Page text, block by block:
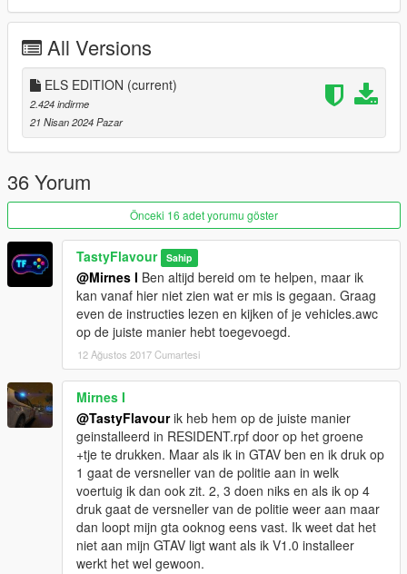
All Versions
ELS EDITION (current)
2.424 indirme
21 Nisan 2024 Pazar
36 Yorum
Önceki 16 adet yorumu göster
TastyFlavour Sahip
@Mirnes I Ben altijd bereid om te helpen, maar ik
kan vanaf hier niet zien wat er mis is gegaan. Graag
even de instructies lezen en kijken of je vehicles.awc
op de juiste manier hebt toegevoegd.
12 Ağustos 2017 Cumartesi
Mirnes I
@TastyFlavourik heb hem op de juiste manier
geinstalleerd in RESIDENT.rpf door op het groene
+tje te drukken. Maar als ik in GTAV ben en ik druk op
1 gaat de versneller van de politie aan in welk
voertuig ik dan ook zit. 2, 3 doen niks en als ik op 4
druk gaat de versneller van de politie weer aan maar
dan loopt mijn gta ooknog eens vast. Ik weet dat het
niet aan mijn GTAV ligt want als ik V1.0 installeer
werkt het wel gewoon.